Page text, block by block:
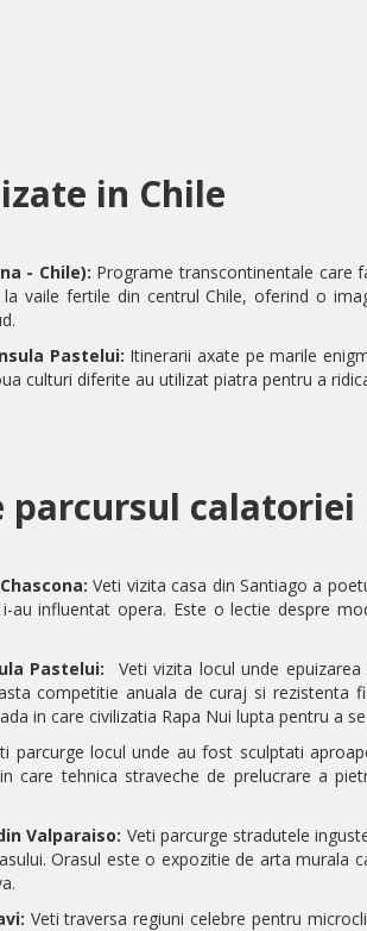
in Chile
- Chile): Programe transcontinentale care
vaile fertile din centrul Chile, oferind o
Pastelui: Itinerarii axate pe marile
culturi diferite au utilizat piatra pentru a
parcursul calatoriei
Veti vizita casa din Santiago a
influentat opera. Este o lectie despre
Pastelui: Veti vizita locul unde
competitie anuala de curaj si
in care civilizatia Rapa Nui lupta pentru a
parcurge locul unde au fost sculptati
care tehnica straveche de prelucrare a
Valparaiso: Veti parcurge stradutele
Orasul este o expozitie de arta murala
Veti traversa regiuni celebre pentru